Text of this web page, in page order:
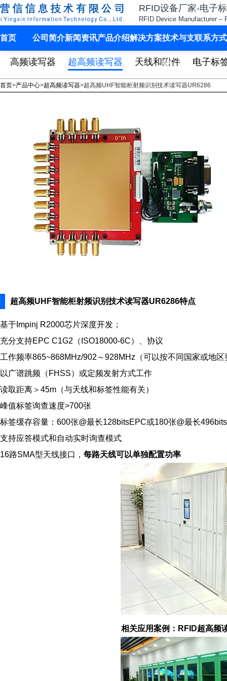
RFID设备厂家-电子
RFID Device Manufacturer –
首页 公司简介新闻资讯产品介绍解决方案技术与支
持
联系方式
高频读写器 超高频读写器 天线和附件 电子标
首页>产品中心>超高频读写器>超高频UHF智能柜射频识别技术读写器UR6286
超高频UHF智能柜射频识别技术读写器UR6286特点
基于Impinj R2000芯片深度开发；
充分支持EPC C1G2（ISO18000-6C）、协议
工作频率865~868MHz/902～928MHz（可以按不同国家或地区
以广谱跳频（FHSS）或定频发射方式工作
读取距离＞45m（与天线和标签性能有关）
峰值标签询查速度>700张
标签缓存容量：600张@最长128bitsEPC或180张@最长
支持应答模式和自动实时询查模式
16路SMA型天线接口， 每路天线可以单独配置功率
相关应用案例：RFID超高频